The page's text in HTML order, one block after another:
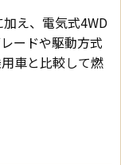
え、電気式4WD
ードや駆動方式
車と比較して燃